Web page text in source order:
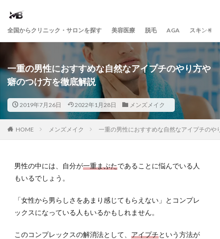
全国からクリニック・サロンを探す 美容医療 脱毛 AGA スキンケア
一重の男性におすすめな自然なアイプチのやり方や
癖のつけ方を徹底解説
2019年7月26日 2022年1月28日 メンズメイク
HOME メンズメイク 一重の男性におすすめな自然なアイプチのや
男性の中には、自分が一重まぶたであることに悩んでいる人
もいるでしょう。
「女性から男らしさをあまり感じてもらえない」とコンプレ
ックスになっている人もいるかもしれません。
このコンプレックスの解消法として、 アイプチという方法が